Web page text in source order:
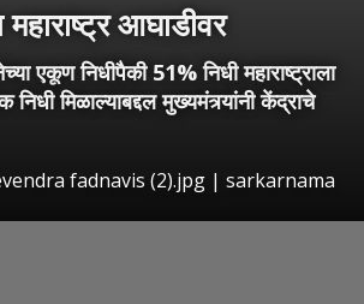
आघाडीवर
एकूण निधीपैकी 51% निधी महाराष्ट्राला
निधी मिळाल्याबद्दल मुख्यमंत्र्यांनी केंद्राचे
fadnavis (2).jpg | sarkarnama